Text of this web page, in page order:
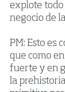
explote todo
negocio de
PM: Esto es
que como
fuerte y en
la